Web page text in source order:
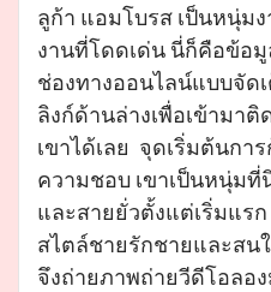
ลูก้า แอมโบรส เป็นหนุ่ม
งานที่โดดเด่น นี่ก็คือข้อ
ช่องทางออนไลน์แบบจั
ลิงก์ด้านล่างเพื่อเข้ามา
เขาได้เลย จุดเริ่มต้นกา
ความชอบ เขาเป็นหนุ่มที่
และสายยั่วตั้งแต่เริ่มแร
สไตล์ชายรักชายและสน
จึงถ่ายภาพถ่ายวีดีโอลอ